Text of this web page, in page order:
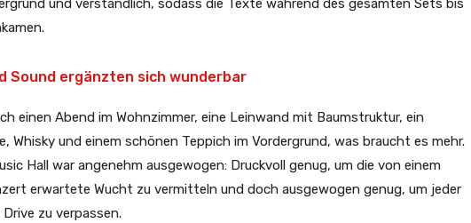
und verständlich, sodass die Texte während des gesamten Sets bis
Sound ergänzten sich wunderbar
einen Abend im Wohnzimmer, eine Leinwand mit Baumstruktur, ein
Whisky und einem schönen Teppich im Vordergrund, was braucht es mehr.
Hall war angenehm ausgewogen: Druckvoll genug, um die von einem
erwartete Wucht zu vermitteln und doch ausgewogen genug, um jeder
zu verpassen.